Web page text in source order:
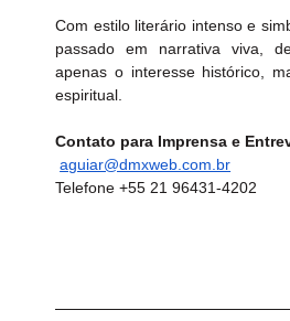
Com estilo literário intenso e
passado em narrativa viva,
apenas o interesse histórico,
espiritual.
Contato para Imprensa e
aguiar@dmxweb.com.br
Telefone +55 21 96431-4202